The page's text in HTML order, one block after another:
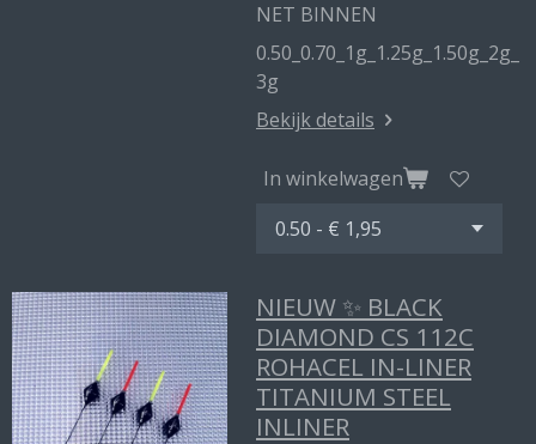
NET BINNEN
0.50_0.70_1g_1.25g_1.50g_2g_
3g
Bekijk details
In winkelwagen
NIEUW ✨ BLACK
DIAMOND CS 112C
ROHACEL IN-LINER
TITANIUM STEEL
INLINER